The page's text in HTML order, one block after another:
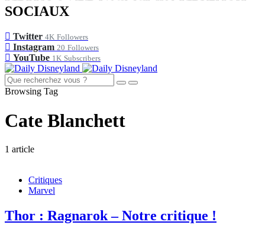
SOCIAUX
Twitter 4K Followers
Instagram 20 Followers
YouTube 1K Subscribers
Browsing Tag
Cate Blanchett
1 article
Critiques
Marvel
Thor : Ragnarok – Notre critique !